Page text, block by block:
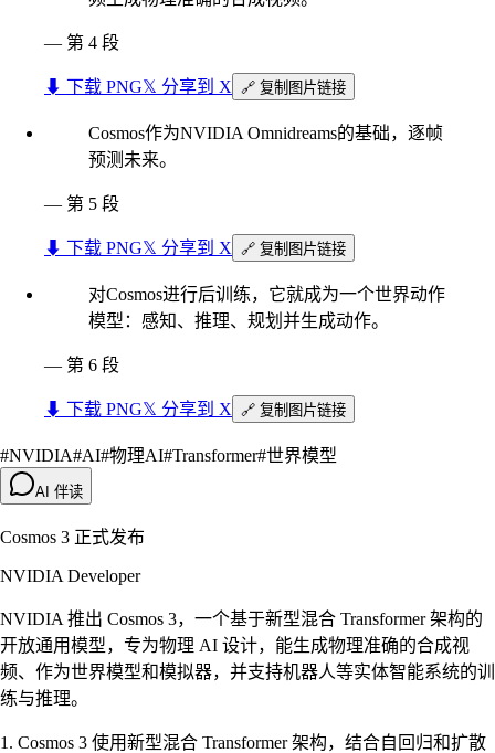
— 第 4 段
⬇︎ 下载 PNG𝕏 分享到 X 🔗 复制图片链接
Cosmos作为NVIDIA Omnidreams的基础，逐帧
预测未来。
— 第 5 段
⬇︎ 下载 PNG𝕏 分享到 X 🔗 复制图片链接
对Cosmos进行后训练，它就成为一个世界动作
模型：感知、推理、规划并生成动作。
— 第 6 段
⬇︎ 下载 PNG𝕏 分享到 X 🔗 复制图片链接
#NVIDIA#AI#物理AI#Transformer#世界模型
AI 伴读
Cosmos 3 正式发布
NVIDIA Developer
NVIDIA 推出 Cosmos 3，一个基于新型混合 Transformer 架构的
开放通用模型，专为物理 AI 设计，能生成物理准确的合成视
频、作为世界模型和模拟器，并支持机器人等实体智能系统的训
练与推理。
1. Cosmos 3 使用新型混合 Transformer 架构，结合自回归和扩散